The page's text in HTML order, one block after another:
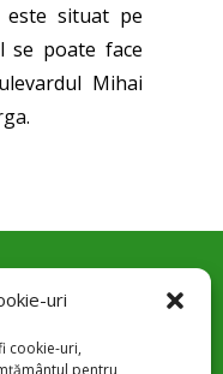
uri
cookie-uri,
pentru
este situat pe
se poate face
Mihai